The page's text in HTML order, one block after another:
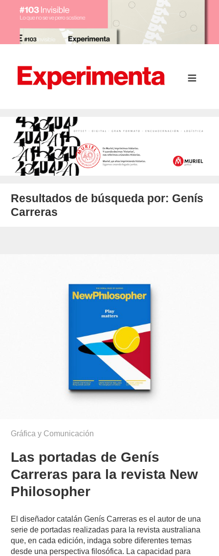
Resultados de búsqueda por: Genís
Carreras
Gráfica y Comunicación
Las portadas de Genís
Carreras para la revista New
Philosopher
El diseñador catalán Genís Carreras es el autor de una
serie de portadas realizadas para la revista australiana
que, en cada edición, indaga sobre diferentes temas
desde una perspectiva filosófica. La capacidad para